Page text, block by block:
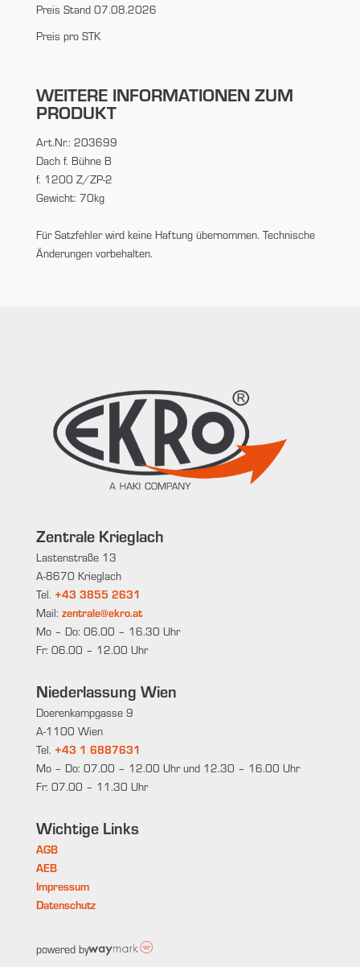
Preis Stand 07.08.2026
Preis pro STK
WEITERE INFORMATIONEN ZUM
PRODUKT
Art.Nr.: 203699
Dach f. Bühne B
f. 1200 Z/ZP-2
Gewicht: 70kg
Für Satzfehler wird keine Haftung übernommen. Technische
Änderungen vorbehalten.
Zentrale Krieglach
Lastenstraße 13
A-8670 Krieglach
Tel. +43 3855 2631
Mail: zentrale@ekro.at
Mo – Do: 06.00 – 16.30 Uhr
Fr: 06.00 – 12.00 Uhr
Niederlassung Wien
Doerenkampgasse 9
A-1100 Wien
Tel. +43 1 6887631
Mo – Do: 07.00 – 12.00 Uhr und 12.30 – 16.00 Uhr
Fr: 07.00 – 11.30 Uhr
Wichtige Links
AGB
AEB
Impressum
Datenschutz
powered by